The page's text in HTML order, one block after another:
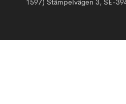
1597) Stämpelvägen 3, SE-